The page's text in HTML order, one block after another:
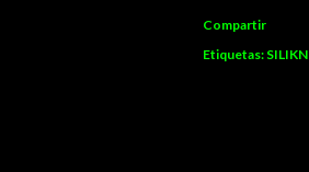
Compartir
Etiquetas: SILIKN